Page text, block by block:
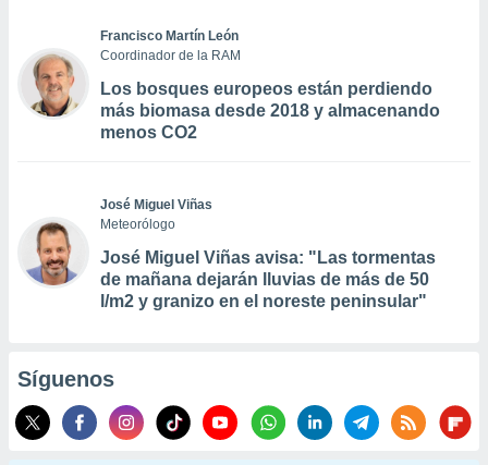
Francisco Martín León
Coordinador de la RAM
Los bosques europeos están perdiendo
más biomasa desde 2018 y almacenando
menos CO2
José Miguel Viñas
Meteorólogo
José Miguel Viñas avisa: "Las tormentas
de mañana dejarán lluvias de más de 50
l/m2 y granizo en el noreste peninsular"
Síguenos